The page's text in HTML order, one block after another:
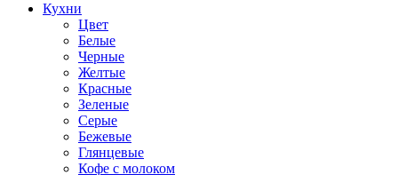
Кухни
Цвет
Белые
Черные
Желтые
Красные
Зеленые
Серые
Бежевые
Глянцевые
Кофе с молоком